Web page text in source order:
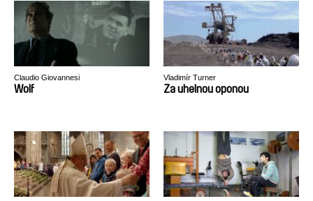
Claudio Giovannesi
Wolf
Vladimír Turner
Za uhelnou oponou